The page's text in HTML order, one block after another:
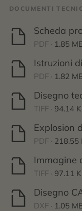
DOCUMENTI
Scheda
PDF · 1.85
Istruzioni
PDF · 1.82
Disegno
TIFF · 94.14
Explosion
PDF · 218.55
Immagine
TIFF · 97.11
Disegno
DXF · 1.05